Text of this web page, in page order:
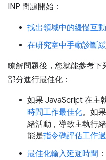
INP 問題開始：
找出領域中的緩慢互動
在研究室中手動診斷
瞭解問題後，您就能參考下
部分進行最佳化：
如果 JavaScript 在主
時間工作最佳化。如
緒活動，導致主執行
能是指令碼評估工作
最佳化輸入延遲時間